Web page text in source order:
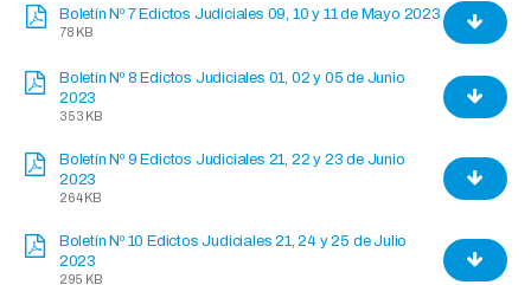
Boletín Nº 7 Edictos Judiciales 09, 10 y 11 de Mayo 2023
78 KB
Boletín Nº 8 Edictos Judiciales 01, 02 y 05 de Junio
2023
353 KB
Boletín Nº 9 Edictos Judiciales 21, 22 y 23 de Junio
2023
264 KB
Boletín Nº 10 Edictos Judiciales 21, 24 y 25 de Julio
2023
295 KB